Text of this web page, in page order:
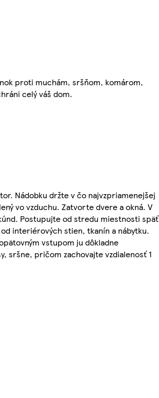
proti muchám, sršňom, komárom,
celý váš dom.
Nádobku držte v čo najvzpriamenejšej
vo vzduchu. Zatvorte dvere a okná. V
Postupujte od stredu miestnosti späť
interiérových stien, tkanín a nábytku.
vstupom ju dôkladne
sršne, pričom zachovajte vzdialenosť 1